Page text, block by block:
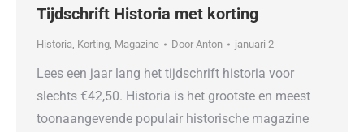
Tijdschrift Historia met korting
Historia, Korting, Magazine Door Anton januari 2
Lees een jaar lang het tijdschrift historia voor
slechts €42,50. Historia is het grootste en meest
toonaangevende populair historische magazine